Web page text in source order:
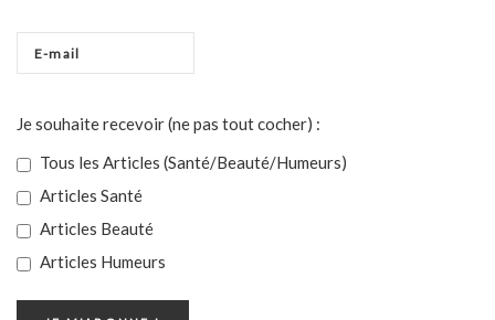
Je souhaite recevoir (ne pas tout cocher) :
Tous les Articles (Santé/Beauté/Humeurs)
Articles Santé
Articles Beauté
Articles Humeurs